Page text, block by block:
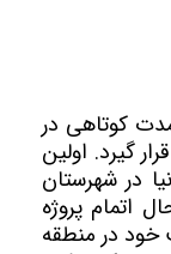
مدت کوتاهی در
منطقه 22 تهران قرار گیرد. اولین
در شهرستان
اتمام پروژه
خود در منطقه